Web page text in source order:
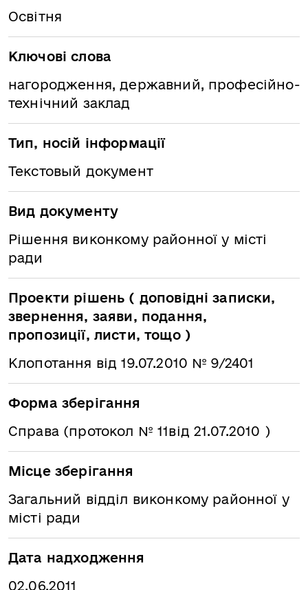
Освітня
Ключові слова
нагородження, державний, професійно-
технічний заклад
Тип, носій інформації
Текстовый документ
Вид документу
Рішення виконкому районної у місті
ради
Проекти рішень ( доповідні записки,
звернення, заяви, подання,
пропозиції, листи, тощо )
Клопотання від 19.07.2010 № 9/2401
Форма зберігання
Справа (протокол № 11від 21.07.2010 )
Місце зберігання
Загальний відділ виконкому районної у
місті ради
Дата надходження
02.06.2011